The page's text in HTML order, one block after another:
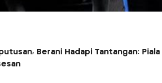
Berani Hadapi Tantangan: